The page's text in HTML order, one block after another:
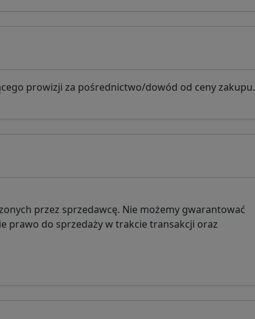
prowizji za pośrednictwo/dowód od ceny zakupu.
przez sprzedawcę. Nie możemy gwarantować
prawo do sprzedaży w trakcie transakcji oraz